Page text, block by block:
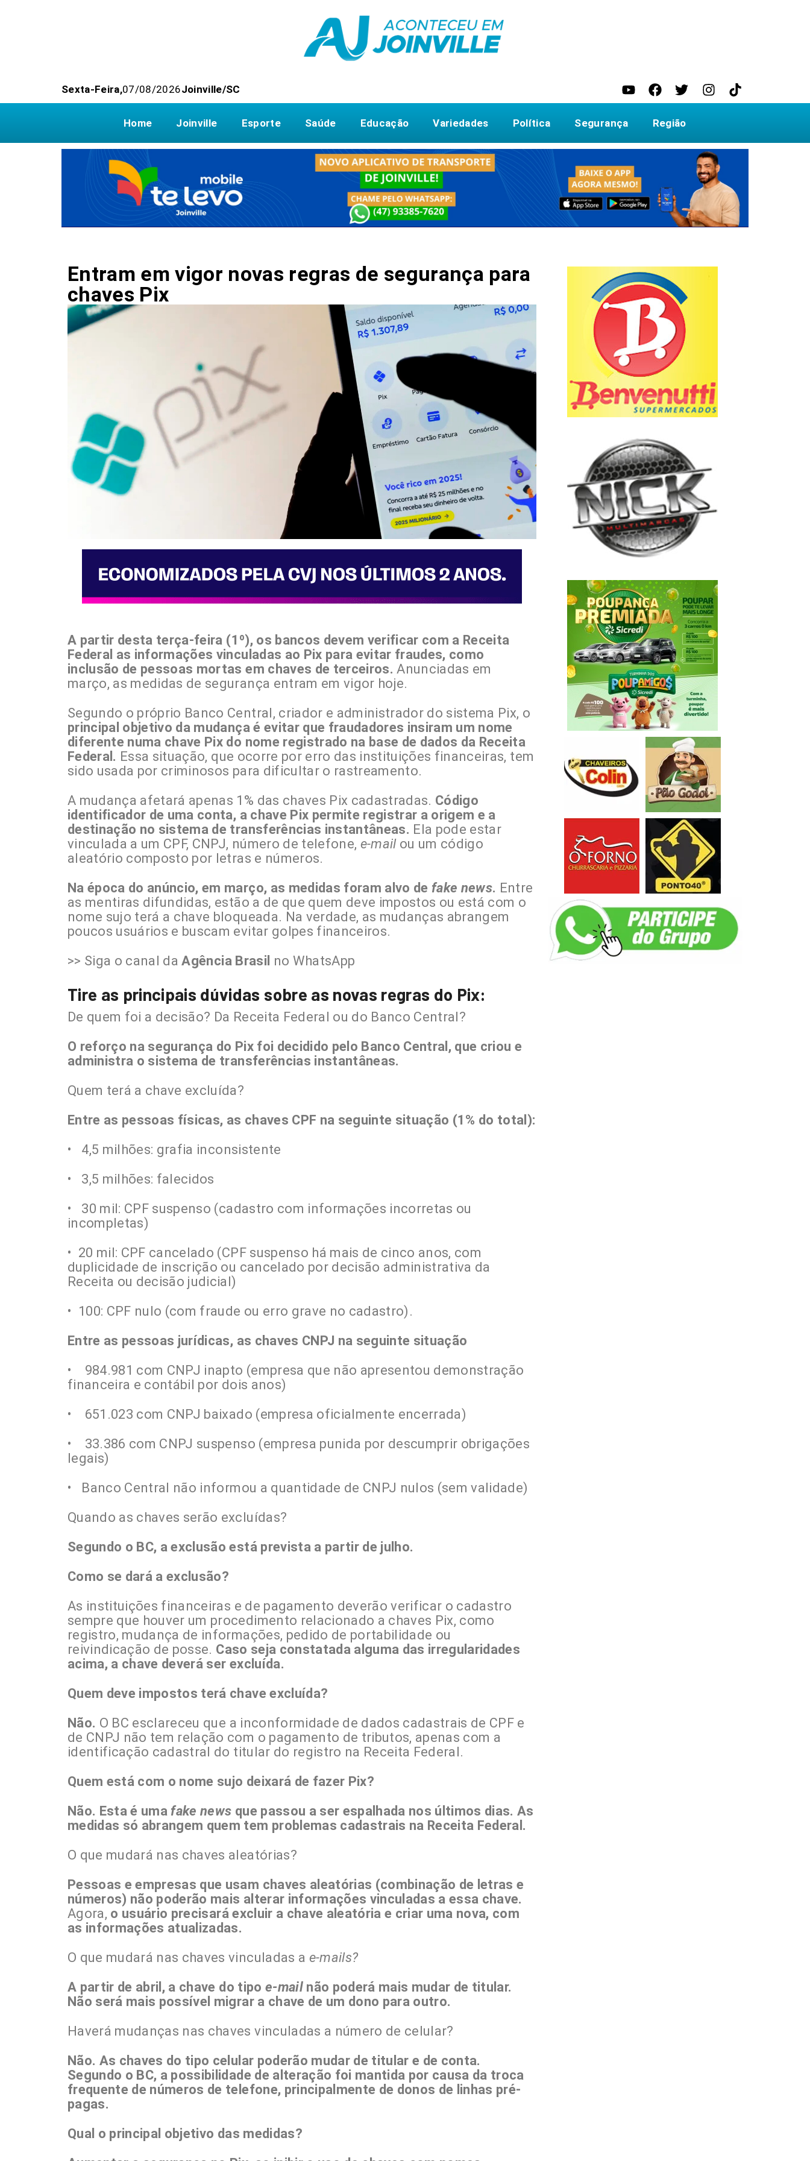
Sexta-Feira,07/08/2026Joinville/SC
Home Joinville Esporte Saúde Educação Variedades Política Segurança Região
Entram em vigor novas regras de segurança para
chaves Pix
A partir desta terça-feira (1º), os bancos devem verificar com a Receita
Federal as informações vinculadas ao Pix para evitar fraudes, como
inclusão de pessoas mortas em chaves de terceiros. Anunciadas em
março, as medidas de segurança entram em vigor hoje.
Segundo o próprio Banco Central, criador e administrador do sistema Pix, o
principal objetivo da mudança é evitar que fraudadores insiram um nome
diferente numa chave Pix do nome registrado na base de dados da Receita
Federal. Essa situação, que ocorre por erro das instituições financeiras, tem
sido usada por criminosos para dificultar o rastreamento.
A mudança afetará apenas 1% das chaves Pix cadastradas. Código
identificador de uma conta, a chave Pix permite registrar a origem e a
destinação no sistema de transferências instantâneas. Ela pode estar
vinculada a um CPF, CNPJ, número de telefone, e-mailou um código
aleatório composto por letras e números.
Na época do anúncio, em março, as medidas foram alvo de fake news. Entre
as mentiras difundidas, estão a de que quem deve impostos ou está com o
nome sujo terá a chave bloqueada. Na verdade, as mudanças abrangem
poucos usuários e buscam evitar golpes financeiros.
>> Siga o canal daAgência Brasil no WhatsApp
Tire as principais dúvidas sobre as novas regras do Pix:
De quem foi a decisão? Da Receita Federal ou do Banco Central?
O reforço na segurança do Pix foi decidido pelo Banco Central, que criou e
administra o sistema de transferências instantâneas.
Quem terá a chave excluída?
Entre as pessoas físicas, as chaves CPF na seguinte situação (1% do total):
• 4,5 milhões: grafia inconsistente
• 3,5 milhões: falecidos
• 30 mil: CPF suspenso (cadastro com informações incorretas ou
incompletas)
• 20 mil: CPF cancelado (CPF suspenso há mais de cinco anos, com
duplicidade de inscrição ou cancelado por decisão administrativa da
Receita ou decisão judicial)
• 100: CPF nulo (com fraude ou erro grave no cadastro).
Entre as pessoas jurídicas, as chaves CNPJ na seguinte situação
• 984.981 com CNPJ inapto (empresa que não apresentou demonstração
financeira e contábil por dois anos)
• 651.023 com CNPJ baixado (empresa oficialmente encerrada)
• 33.386 com CNPJ suspenso (empresa punida por descumprir obrigações
legais)
• Banco Central não informou a quantidade de CNPJ nulos (sem validade)
Quando as chaves serão excluídas?
Segundo o BC, a exclusão está prevista a partir de julho.
Como se dará a exclusão?
As instituições financeiras e de pagamento deverão verificar o cadastro
sempre que houver um procedimento relacionado a chaves Pix, como
registro, mudança de informações, pedido de portabilidade ou
reivindicação de posse. Caso seja constatada alguma das irregularidades
acima, a chave deverá ser excluída.
Quem deve impostos terá chave excluída?
Não. O BC esclareceu que a inconformidade de dados cadastrais de CPF e
de CNPJ não tem relação com o pagamento de tributos, apenas com a
identificação cadastral do titular do registro na Receita Federal.
Quem está com o nome sujo deixará de fazer Pix?
Não. Esta é uma fake news que passou a ser espalhada nos últimos dias. As
medidas só abrangem quem tem problemas cadastrais na Receita Federal.
O que mudará nas chaves aleatórias?
Pessoas e empresas que usam chaves aleatórias (combinação de letras e
números) não poderão mais alterar informações vinculadas a essa chave.
Agora, o usuário precisará excluir a chave aleatória e criar uma nova, com
as informações atualizadas.
O que mudará nas chaves vinculadas a e-mails?
A partir de abril, a chave do tipo e-mailnão poderá mais mudar de titular.
Não será mais possível migrar a chave de um dono para outro.
Haverá mudanças nas chaves vinculadas a número de celular?
Não. As chaves do tipo celular poderão mudar de titular e de conta.
Segundo o BC, a possibilidade de alteração foi mantida por causa da troca
frequente de números de telefone, principalmente de donos de linhas pré-
pagas.
Qual o principal objetivo das medidas?